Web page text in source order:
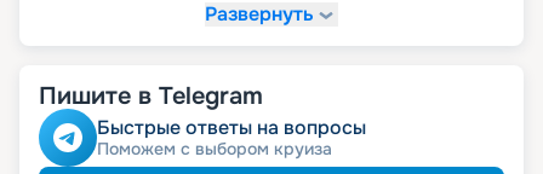
Цена по запросу
Скидкамолодожёнам
Развернуть
Пишите в Telegram
Быстрые ответы на вопросы
Поможем с выбором круиза